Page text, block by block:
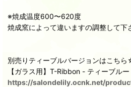
※焼成温度600〜620度
焼成窯によって違いますの調整して下
別売りティーブルバージョンはこち
【ガラス用】T-Ribbon - ティーブル
https://salondelily.ocnk.net/